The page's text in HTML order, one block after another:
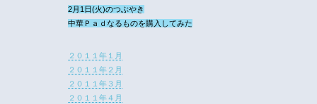
2月1日(火)のつぶやき
中華Ｐａｄなるものを購入してみた
２０１１年１月
２０１１年２月
２０１１年３月
２０１１年４月